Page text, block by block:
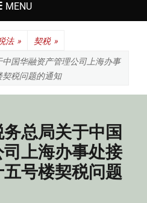
MENU
法 » 契税 »
国华融资产管理公司上海办事
税问题的通知
总局关于中国
上海办事处接
号楼契税问题